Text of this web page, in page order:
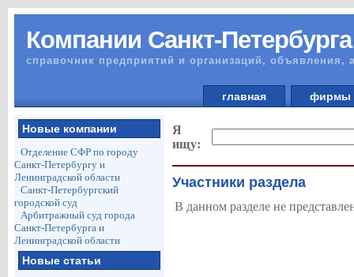
Компании Санкт-Петербурга
справочник предприятий и организаций, объявления,
главная
Новые компании
Отделение СФР по городу
Санкт-Петербургу и
Ленинградской области
Санкт-Петербургский
городской суд
Арбитражный суд города
Санкт-Петербурга и
Ленинградской области
Новые статьи
Я
ищу:
Участники раздела
В данном разделе не